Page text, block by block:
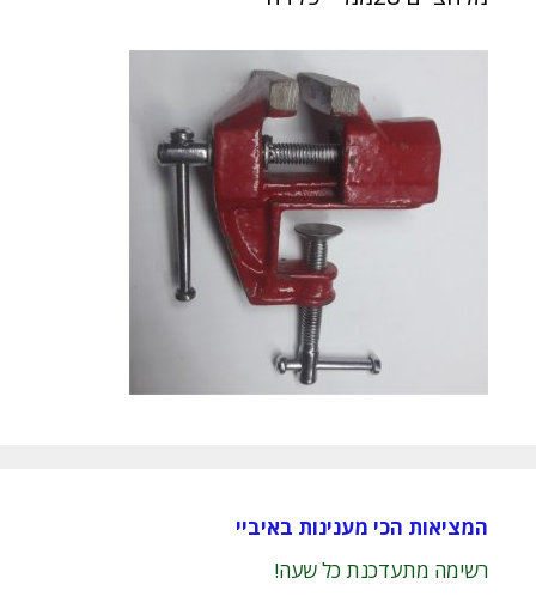
המציאות הכי מענינות באיביי
רשימה מתעדכנת כל שעה!